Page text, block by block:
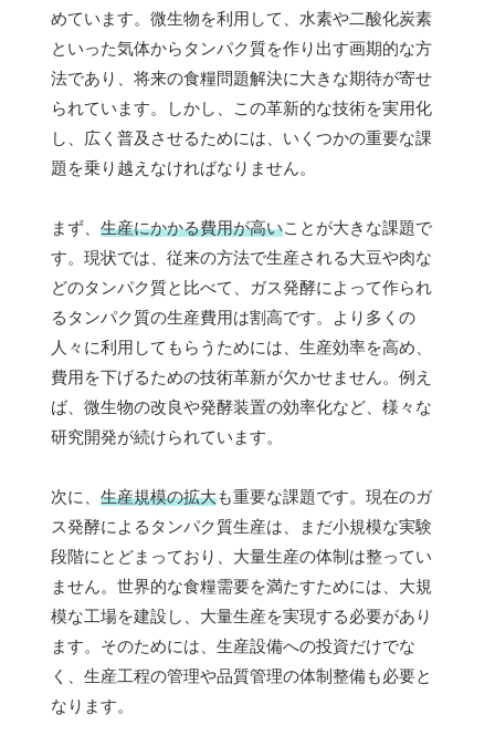
めています。微生物を利用して、水素や二酸化炭素
といった気体からタンパク質を作り出す画期的な方
法であり、将来の食糧問題解決に大きな期待が寄せ
られています。しかし、この革新的な技術を実用化
し、広く普及させるためには、いくつかの重要な課
題を乗り越えなければなりません。
まず、 生産にかかる費用が高いことが大きな課題で
す。現状では、従来の方法で生産される大豆や肉な
どのタンパク質と比べて、ガス発酵によって作られ
るタンパク質の生産費用は割高です。より多くの
人々に利用してもらうためには、生産効率を高め、
費用を下げるための技術革新が欠かせません。例え
ば、微生物の改良や発酵装置の効率化など、様々な
研究開発が続けられています。
次に、 生産規模の拡大も重要な課題です。現在のガ
ス発酵によるタンパク質生産は、まだ小規模な実験
段階にとどまっており、大量生産の体制は整ってい
ません。世界的な食糧需要を満たすためには、大規
模な工場を建設し、大量生産を実現する必要があり
ます。そのためには、生産設備への投資だけでな
く、生産工程の管理や品質管理の体制整備も必要と
なります。